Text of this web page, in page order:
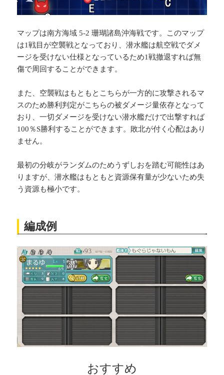
マップは南方海域 5-2 珊瑚諸島沖海戦です。このマップ
は1戦目が空襲戦となっており、潜水艦は航空戦でダメ
ージを受けない仕様となっているため1戦撤退すれば無
傷で周回することができます。
また、空襲戦はもともとこちらが一方的に攻撃されるマ
スのため勝利判定がこちらの被ダメージ量依存となって
おり、一切ダメージを受けない潜水艦だけで出撃すれば
100％S勝利することができます。敗北が付く心配はあり
ません。
最初の分岐がランダムのためうずしおを踏む可能性はあ
りますが、潜水艦はもともと資源保有量が少ないため失
う資源も極小です。
編成例
おすすめ